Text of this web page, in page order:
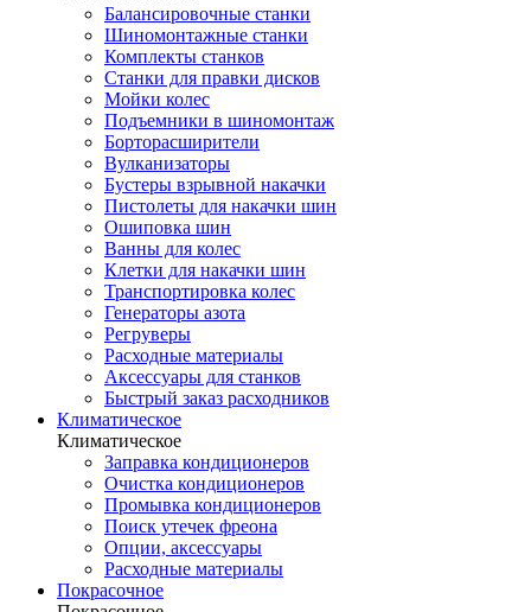
Балансировочные станки
Шиномонтажные станки
Комплекты станков
Станки для правки дисков
Мойки колес
Подъемники в шиномонтаж
Борторасширители
Вулканизаторы
Бустеры взрывной накачки
Пистолеты для накачки шин
Ошиповка шин
Ванны для колес
Клетки для накачки шин
Транспортировка колес
Генераторы азота
Регруверы
Расходные материалы
Аксессуары для станков
Быстрый заказ расходников
Климатическое
Климатическое
Заправка кондиционеров
Очистка кондиционеров
Промывка кондиционеров
Поиск утечек фреона
Опции, аксессуары
Расходные материалы
Покрасочное